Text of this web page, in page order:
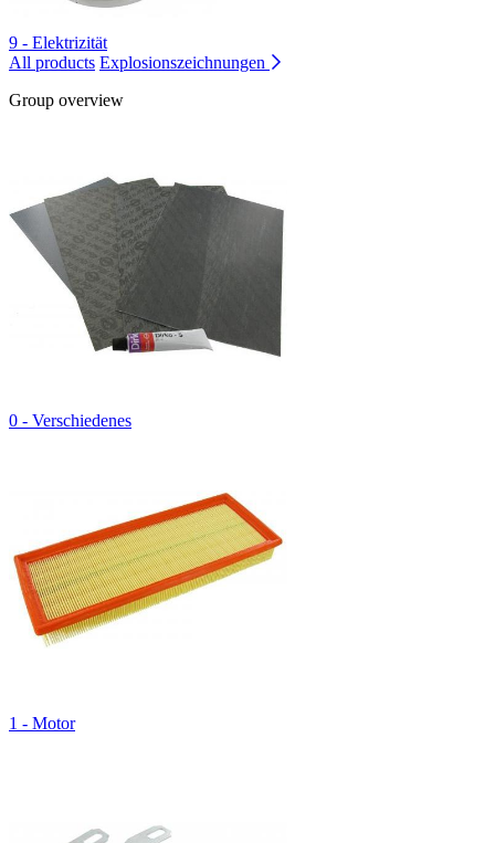
9 - Elektrizität
All products Explosionszeichnungen
Group overview
0 - Verschiedenes
1 - Motor